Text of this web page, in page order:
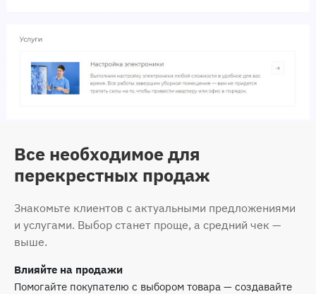
Все необходимое для
перекрестных продаж
Знакомьте клиентов с актуальными предложениями
и услугами. Выбор станет проще, а средний чек —
выше.
Влияйте на продажи
Помогайте покупателю с выбором товара — создавайте